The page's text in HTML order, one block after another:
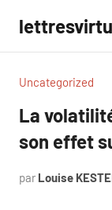
contenu
Uncategorized
La
son effet
par Louise